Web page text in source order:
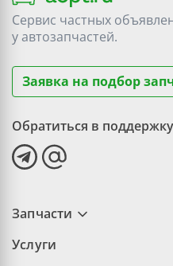
Сервис частных
уавтозапчастей.
Заявка на подбор
Обратиться в поддержку
Запчасти
Услуги